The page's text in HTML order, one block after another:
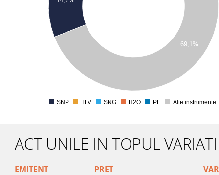
69,1%
SNP TLV SNG H2O PE Alte instrumente
ACTIUNILE IN TOPUL
EMITENT PRET